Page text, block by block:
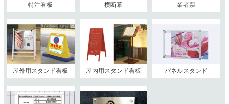
特注看板 横断幕 業者票
屋外用スタンド看板 屋内用スタンド看板 パネルスタンド